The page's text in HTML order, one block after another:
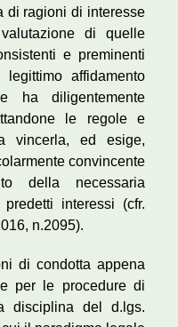
di ragioni di interesse
di quelle
e preminenti
affidamento
ha diligentemente
le regole e
vincerla, ed esige,
convincente
della necessaria
interessi (cfr.
n.2095).
di condotta appena
per le procedure di
disciplina del d.lgs.